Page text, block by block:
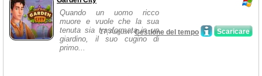
Quando un uomo ricco
muore e vuole che la sua
tenuta sia trasformata in un
giardino, il suo cugino di
primo...
Scaricare
17, August /Gestione del tempo